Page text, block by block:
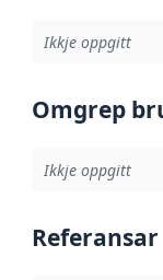
Ikkje oppgitt
Omgrep
Ikkje oppgitt
Referansar